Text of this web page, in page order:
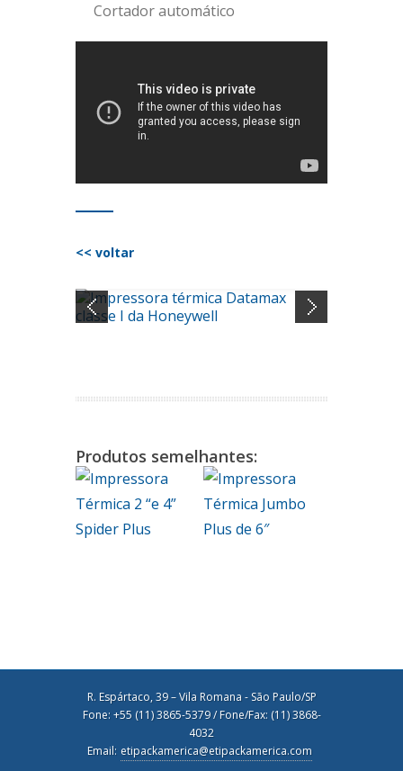
Cortador automático
<< voltar
Produtos semelhantes:
R. Espártaco, 39 – Vila Romana - São Paulo/SP
Fone: +55 (11) 3865-5379 / Fone/Fax: (11) 3868-
4032
Email: etipackamerica@etipackamerica.com